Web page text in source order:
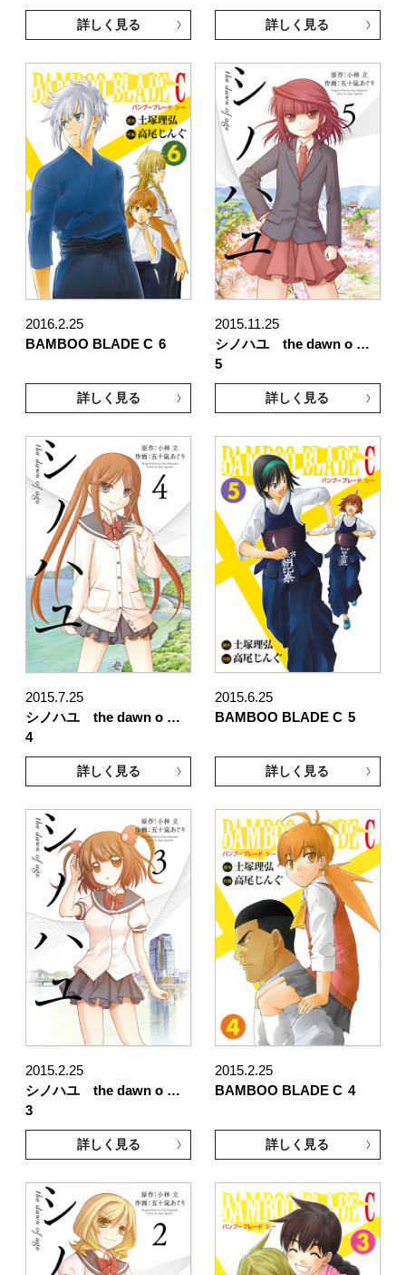
詳しく見る 詳しく見る
2016.2.25
BAMBOO BLADE C 6
詳しく見る
2015.11.25
シノハユ the dawn o …
5
詳しく見る
2015.7.25
シノハユ the dawn o …
4
詳しく見る
2015.6.25
BAMBOO BLADE C 5
詳しく見る
2015.2.25
シノハユ the dawn o …
3
詳しく見る
2015.2.25
BAMBOO BLADE C 4
詳しく見る